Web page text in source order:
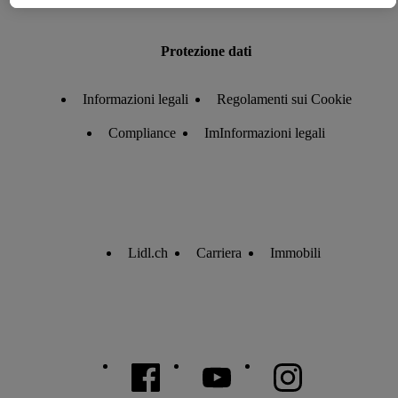
Protezione dati
Informazioni legali Regolamenti sui Cookie
Compliance ImInformazioni legali
Lidl.ch Carriera Immobili
tecnologie necessarie. Cliccando su “Accetta” acconsenti a
disposizioni sulla protezione dei datitrovi ulteriori
dei dati e al tuo diritto di revocare il consenso in qualsiasi